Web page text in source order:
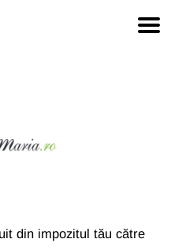
din impozitul tău către